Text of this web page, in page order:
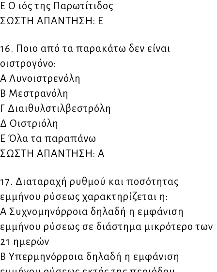
Ε Ο ιός της Παρωτίτιδος
ΣΩΣΤΗ ΑΠΑΝΤΗΣΗ: Ε
16. Ποιο από τα παρακάτω δεν είναι
οιστρογόνο:
Α Λυνοιστρενόλη
Β Μεστρανόλη
Γ Διαιθυλστιλβεστρόλη
Δ Οιστριόλη
Ε Όλα τα παραπάνω
ΣΩΣΤΗ ΑΠΑΝΤΗΣΗ: Α
17. Διαταραχή ρυθμού και ποσότητας
εμμήνου ρύσεως χαρακτηρίζεται η:
Α Συχνομηνόρροια δηλαδή η εμφάνιση
εμμήνου ρύσεως σε διάστημα μικρότερο των
21 ημερών
Β Υπερμηνόρροια δηλαδή η εμφάνιση